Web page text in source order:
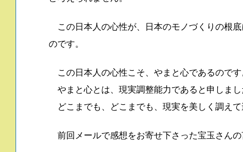
この日本人の心性が、日本のモノづくりの根
のです。
この日本人の心性こそ、やまと心であるのです
やまと心とは、現実調整能力であると申しまし
どこまでも、どこまでも、現実を美しく調えて
前回メールで感想をお寄せ下さった宝玉さんの